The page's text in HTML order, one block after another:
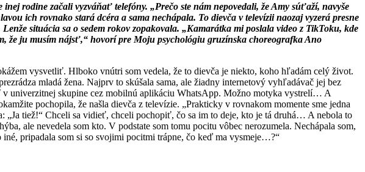
rodine začali vyzváňať telefóny. „Prečo ste nám nepovedali, že Amy súťaží, navyše
ich rovnako stará dcéra a sama nechápala. To dievča v televízii naozaj vyzerá presne
situácia sa o sedem rokov zopakovala. „Kamarátka mi poslala video z TikToku, kde
že ju musím nájsť,“ hovorí pre Moju psychológiu gruzínska choreografka Ano
vysvetliť. Hlboko vnútri som vedela, že to dievča je niekto, koho hľadám celý život.
mladá žena. Najprv to skúšala sama, ale žiadny internetový vyhľadávač jej bez
univerzitnej skupine cez mobilnú aplikáciu WhatsApp. Možno motyka vystrelí… A
pochopila, že našla dievča z televízie. „Prakticky v rovnakom momente sme jedna
tiež!“ Chceli sa vidieť, chceli pochopiť, čo sa im to deje, kto je tá druhá… A nebola to
ale nevedela som kto. V podstate som tomu pocitu vôbec nerozumela. Nechápala som,
pripadala som si so svojimi pocitmi trápne, čo keď ma vysmeje…?“